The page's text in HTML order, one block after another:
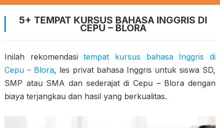
5+ TEMPAT KURSUS BAHASA INGGRIS DI
CEPU – BLORA
Inilah rekomendasitempat kursus bahasa Inggris di
Cepu – Blora, les privat bahasa Inggris untuk siswa SD,
SMP atau SMA dan sederajat di Cepu – Blora dengan
biaya terjangkau dan hasil yang berkualitas.